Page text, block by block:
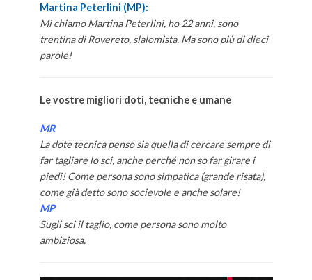
Martina Peterlini (MP):
Mi chiamo Martina Peterlini, ho 22 anni, sono
trentina di Rovereto, slalomista. Ma sono più di dieci
parole!
Le vostre migliori doti, tecniche e umane
MR
La dote tecnica penso sia quella di cercare sempre di
far tagliare lo sci, anche perché non so far girare i
piedi! Come persona sono simpatica (grande risata),
come già detto sono socievole e anche solare!
MP
Sugli sci il taglio, come persona sono molto
ambiziosa.